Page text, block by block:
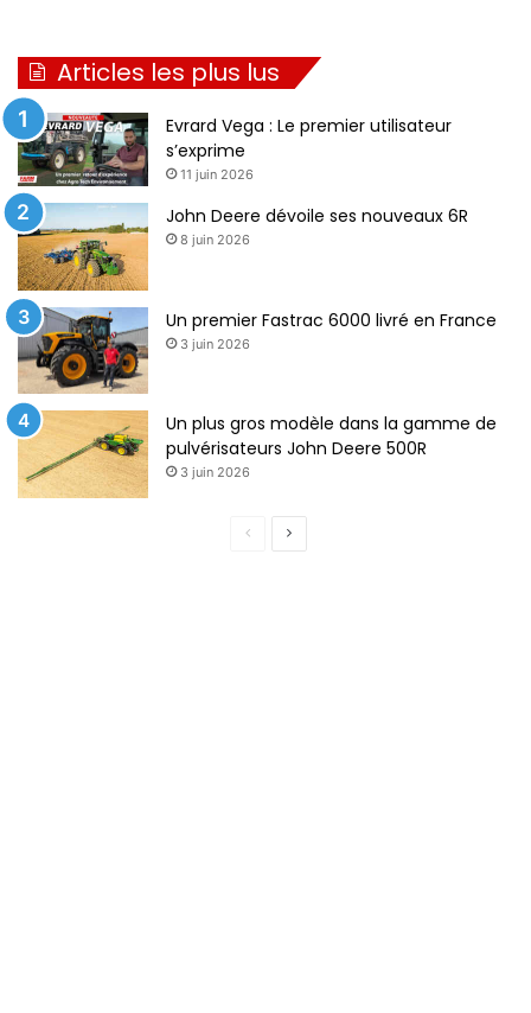
Articles les plus lus
Evrard Vega : Le premier utilisateur
s’exprime
11 juin 2026
John Deere dévoile ses nouveaux 6R
8 juin 2026
Un premier Fastrac 6000 livré en France
3 juin 2026
Un plus gros modèle dans la gamme de
pulvérisateurs John Deere 500R
3 juin 2026
Page
Page